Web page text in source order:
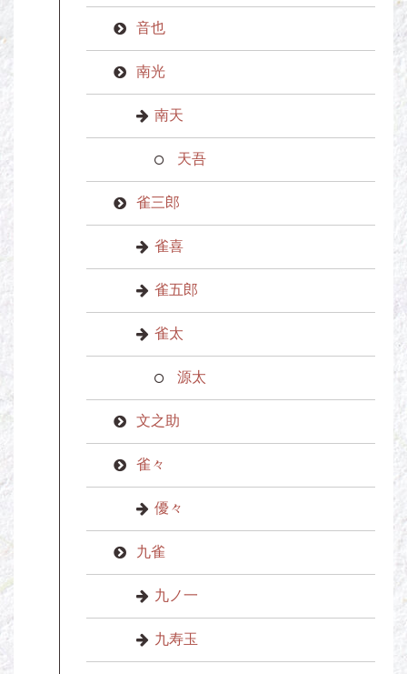
音也
南光
南天
天吾
雀三郎
雀喜
雀五郎
雀太
源太
文之助
雀々
優々
九雀
九ノ一
九寿玉